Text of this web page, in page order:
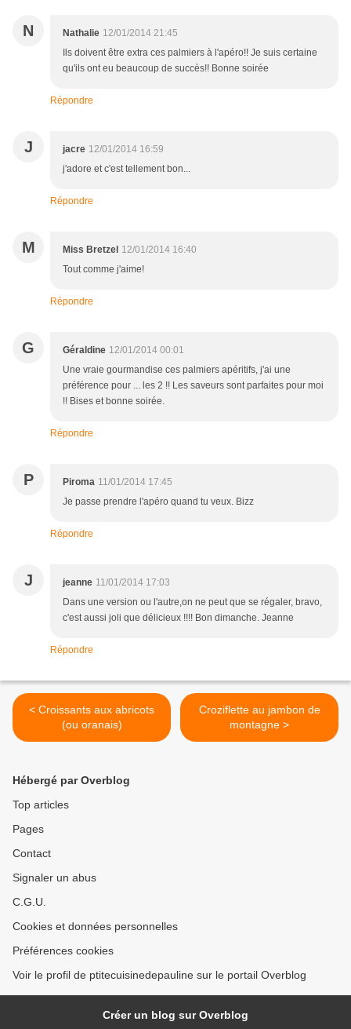
N Nathalie 12/01/2014 21:45
Ils doivent être extra ces palmiers à l'apéro!! Je suis certaine
qu'ils ont eu beaucoup de succès!! Bonne soirée
Répondre
J jacre 12/01/2014 16:59
j'adore et c'est tellement bon...
Répondre
M Miss Bretzel 12/01/2014 16:40
Tout comme j'aime!
Répondre
G Géraldine 12/01/2014 00:01
Une vraie gourmandise ces palmiers apéritifs, j'ai une
préférence pour ... les 2 !! Les saveurs sont parfaites pour moi
!! Bises et bonne soirée.
Répondre
P Piroma 11/01/2014 17:45
Je passe prendre l'apéro quand tu veux. Bizz
Répondre
J jeanne 11/01/2014 17:03
Dans une version ou l'autre,on ne peut que se régaler, bravo,
c'est aussi joli que délicieux !!!! Bon dimanche. Jeanne
Répondre
< Croissants aux abricots
(ou oranais)
Croziflette au jambon de
montagne >
Hébergé par Overblog
Top articles
Pages
Contact
Signaler un abus
C.G.U.
Cookies et données personnelles
Préférences cookies
Voir le profil de ptitecuisinedepauline sur le portail Overblog
Créer un blog sur Overblog